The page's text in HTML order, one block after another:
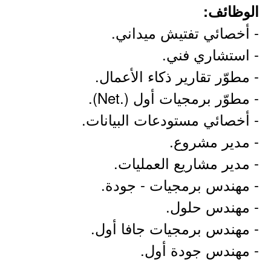
الوظائف:
- أخصائي تفتيش ميداني.
- استشاري فني.
- مطوّر تقارير ذكاء الأعمال.
- مطوّر برمجيات أول (.Net).
- أخصائي مستودعات البيانات.
- مدير مشروع.
- مدير مشاريع العمليات.
- مهندس برمجيات - جودة.
- مهندس حلول.
- مهندس برمجيات جافا أول.
- مهندس جودة أول.